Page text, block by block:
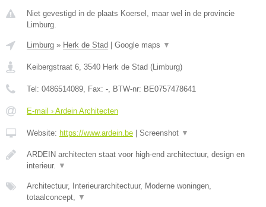
Niet gevestigd in de plaats Koersel, maar wel in de provincie
Limburg.
Limburg » Herk de Stad Google maps ▼
Keibergstraat 6, 3540 Herk de Stad (Limburg)
Tel: 0486514089, Fax: -, BTW-nr: BE0757478641
E-mail › Ardein Architecten
Website: https://www.ardein.be Screenshot ▼
ARDEIN architecten staat voor high-end architectuur, design en
interieur. ▼
Architectuur, Interieurarchitectuur, Moderne woningen,
totaalconcept, ▼